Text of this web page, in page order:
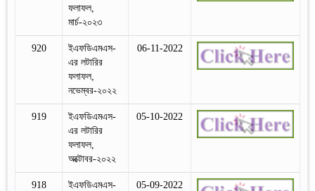
ফলাফল,
মার্চ-২০২৩
920
ইএফডিএমএস-
এর লটারির
ফলাফল,
নভেম্বর-২০২২
06-11-2022
919
ইএফডিএমএস-
এর লটারির
ফলাফল,
অক্টোবর-২০২২
05-10-2022
918
ইএফডিএমএস-
05-09-2022